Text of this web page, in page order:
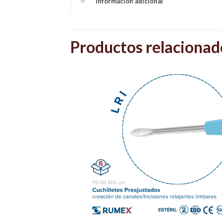
Productos